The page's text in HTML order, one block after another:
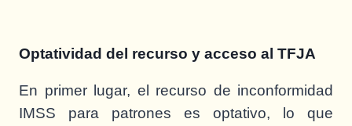
Optatividad del recurso y acceso al TFJA
En primer lugar, el recurso de inconformidad
IMSS para patrones es optativo, lo que